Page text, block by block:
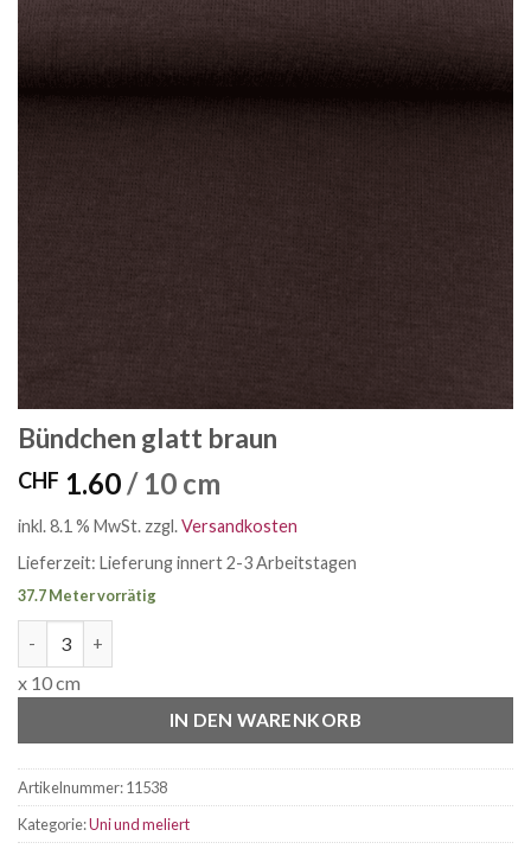
Bündchen glatt braun
CHF 1.60/ 10 cm
inkl. 8.1 % MwSt. zzgl.Versandkosten
Lieferzeit: Lieferung innert 2-3 Arbeitstagen
37.7 Meter vorrätig
x 10 cm
IN DEN WARENKORB
Artikelnummer:11538
Kategorie:Uni und meliert